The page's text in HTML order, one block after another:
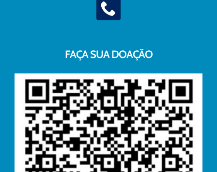
FAÇA SUA DOAÇÃO